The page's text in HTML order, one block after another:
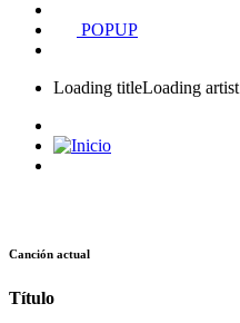
POPUP
Loading titleLoading artist
Canción actual
Título